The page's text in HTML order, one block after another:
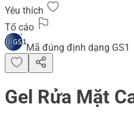
Yêu thích
Tố cáo
Mã đúng định dạng GS1
Gel Rửa Mặt